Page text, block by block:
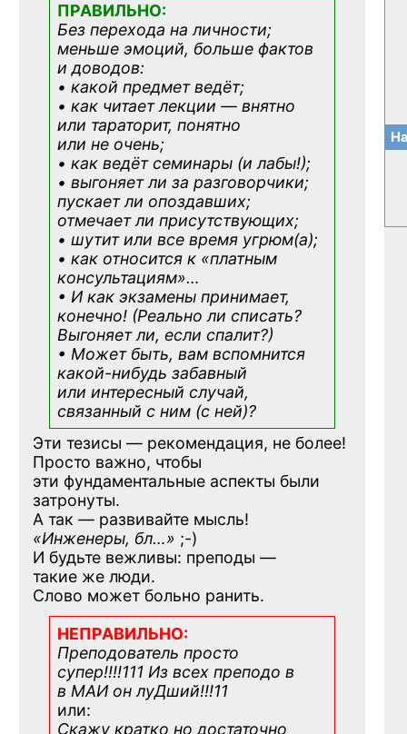
ПРАВИЛЬНО:
Без перехода на личности;
меньше эмоций, больше фактов
и доводов:
• какой предмет ведёт;
• как читает лекции — внятно
или тараторит, понятно
или не очень;
• как ведёт семинары (и лабы!);
• выгоняет ли за разговорчики;
пускает ли опоздавших;
отмечает ли присутствующих;
• шутит или все время угрюм(а);
• как относится к «платным
консультациям»…
• И как экзамены принимает,
конечно! (Реально ли списать?
Выгоняет ли, если спалит?)
• Может быть, вам вспомнится
какой-нибудь забавный
или интересный случай,
связанный с ним (с ней)?
Эти тезисы — рекомендация, не более!
Просто важно, чтобы
эти фундаментальные аспекты были
затронуты.
А так — развивайте мысль!
«Инженеры, бл…» ;-)
И будьте вежливы: преподы —
такие же люди.
Слово может больно ранить.
НЕПРАВИЛЬНО:
Преподователь просто
супер!!!!111 Из всех преподо в
в МАИ он луДший!!!11
или:
Скажу кратко но достаточно